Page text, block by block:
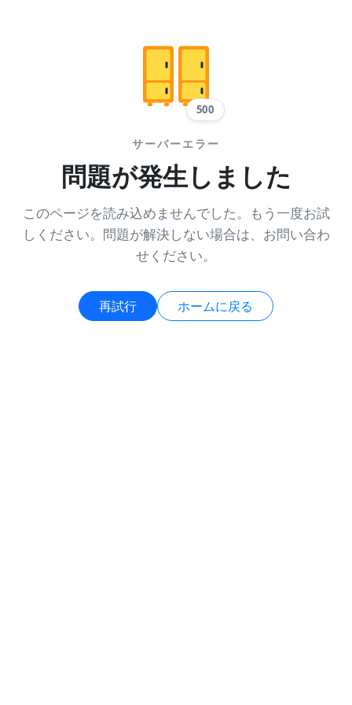
500
サーバーエラー
問題が発生しました
このページを読み込めませんでした。もう一度お試
しください。問題が解決しない場合は、お問い合わ
せください。
再試行 ホームに戻る